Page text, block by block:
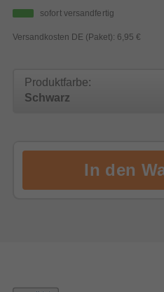
sofort versandfertig
Versandkosten DE (Paket): 6,95 €
Produktfarbe:
Schwarz